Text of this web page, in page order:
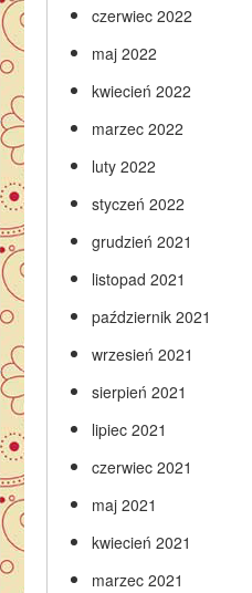
czerwiec 2022
maj 2022
kwiecień 2022
marzec 2022
luty 2022
styczeń 2022
grudzień 2021
listopad 2021
październik 2021
wrzesień 2021
sierpień 2021
lipiec 2021
czerwiec 2021
maj 2021
kwiecień 2021
marzec 2021